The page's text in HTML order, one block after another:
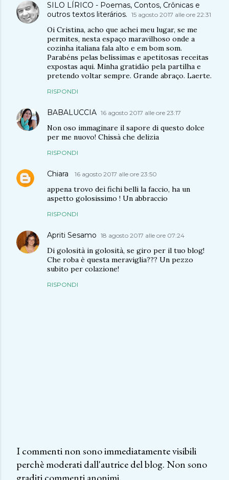
SILO LÍRICO - Poemas, Contos, Crônicas e
outros textos literários. 15 agosto 2017 alle ore 22:31
Oi Cristina, acho que achei meu lugar, se me
permites, nesta espaço maravilhoso onde a
cozinha italiana fala alto e em bom som.
Parabéns pelas belíssimas e apetitosas receitas
expostas aqui. Minha gratidão pela partilha e
pretendo voltar sempre. Grande abraço. Laerte.
RISPONDI
BABALUCCIA 16 agosto 2017 alle ore 23:17
Non oso immaginare il sapore di questo dolce
per me nuovo! Chissà che delizia
RISPONDI
Chiara 16 agosto 2017 alle ore 23:50
appena trovo dei fichi belli la faccio, ha un
aspetto golosissimo ! Un abbraccio
RISPONDI
Apriti Sesamo 18 agosto 2017 alle ore 07:24
Di golosità in golosità, se giro per il tuo blog!
Che roba è questa meraviglia??? Un pezzo
subito per colazione!
RISPONDI
P
I commenti non sono immediatamente visibili
perchè moderati dall'autrice del blog. Non sono